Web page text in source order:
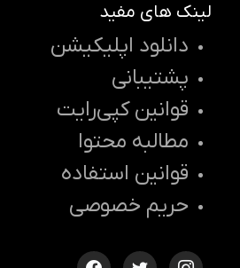
لینک های مفید
دانلود اپلیکیشن
پشتیبانی
قوانین کپی‌رایت
مطالبه محتوا
قوانین استفاده
حریم خصوصی